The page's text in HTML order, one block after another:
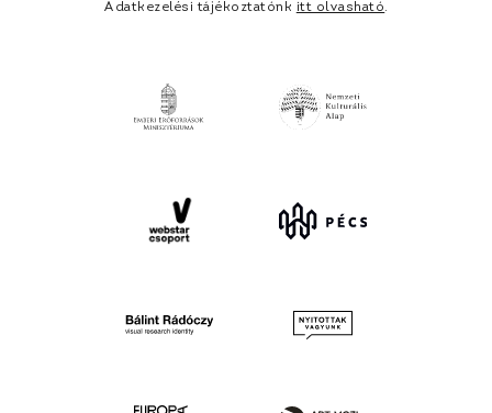
Adatkezelési tájékoztatónk itt olvasható.